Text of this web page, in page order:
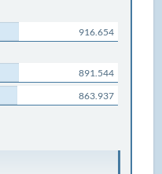
916.654
891.544
863.937